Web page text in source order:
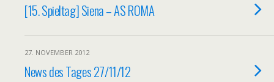
[15. Spieltag] Siena – AS ROMA
27. NOVEMBER 2012
News des Tages 27/11/12